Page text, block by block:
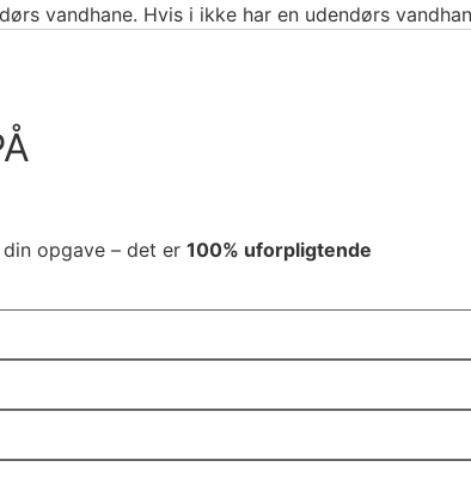
vandhane. Hvis i ikke har en udendørs
opgave – det er 100% uforpligtende